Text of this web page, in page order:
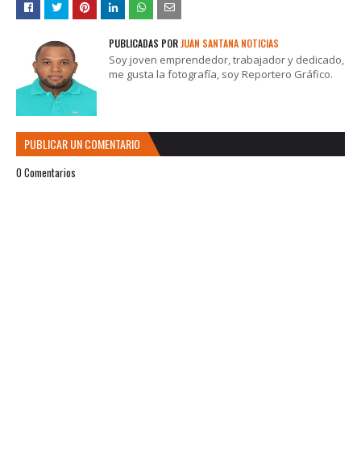
PUBLICADAS PORJUAN SANTANA NOTICIAS
Soy joven emprendedor, trabajador y dedicado,
me gusta la fotografía, soy Reportero Gráfico.
PUBLICAR UN COMENTARIO
0 Comentarios